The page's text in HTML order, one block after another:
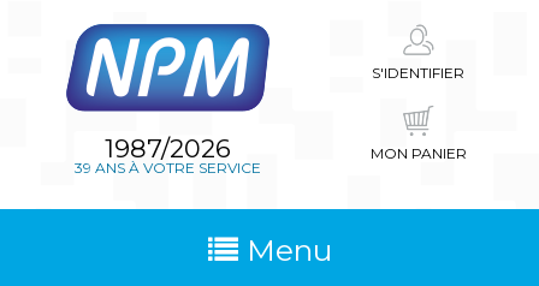
1987/2026
39 ANS À VOTRE SERVICE
S'IDENTIFIER
MON PANIER
Menu